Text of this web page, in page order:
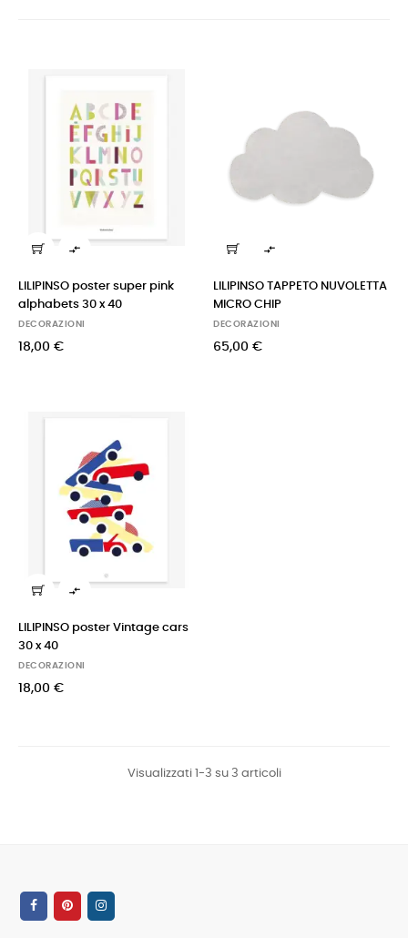

LILIPINSO poster super pink
alphabets 30 x 40
DECORAZIONI
18,00 €

LILIPINSO TAPPETO NUVOLETTA
MICRO CHIP
DECORAZIONI
65,00 €

LILIPINSO poster Vintage cars
30 x 40
DECORAZIONI
18,00 €
Visualizzati 1-3 su 3 articoli